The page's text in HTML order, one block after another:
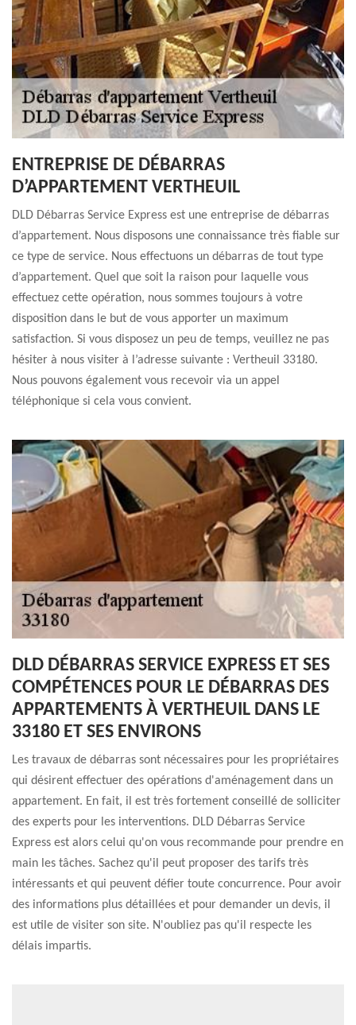
ENTREPRISE DE DÉBARRAS
D’APPARTEMENT VERTHEUIL
DLD Débarras Service Express est une entreprise de débarras
d’appartement. Nous disposons une connaissance très fiable sur
ce type de service. Nous effectuons un débarras de tout type
d’appartement. Quel que soit la raison pour laquelle vous
effectuez cette opération, nous sommes toujours à votre
disposition dans le but de vous apporter un maximum
satisfaction. Si vous disposez un peu de temps, veuillez ne pas
hésiter à nous visiter à l’adresse suivante : Vertheuil 33180.
Nous pouvons également vous recevoir via un appel
téléphonique si cela vous convient.
DLD DÉBARRAS SERVICE EXPRESS ET SES
COMPÉTENCES POUR LE DÉBARRAS DES
APPARTEMENTS À VERTHEUIL DANS LE
33180 ET SES ENVIRONS
Les travaux de débarras sont nécessaires pour les propriétaires
qui désirent effectuer des opérations d'aménagement dans un
appartement. En fait, il est très fortement conseillé de solliciter
des experts pour les interventions. DLD Débarras Service
Express est alors celui qu'on vous recommande pour prendre en
main les tâches. Sachez qu'il peut proposer des tarifs très
intéressants et qui peuvent défier toute concurrence. Pour avoir
des informations plus détaillées et pour demander un devis, il
est utile de visiter son site. N'oubliez pas qu'il respecte les
délais impartis.